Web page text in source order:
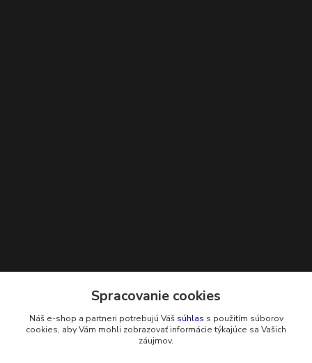
+421 948 229 224
Spracovanie cookies
Náš e-shop a partneri potrebujú Váš súhlas s použitím súborov
cookies, aby Vám mohli zobrazovať informácie týkajúce sa Vašich
záujmov.